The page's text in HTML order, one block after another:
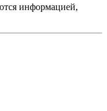
информацией,